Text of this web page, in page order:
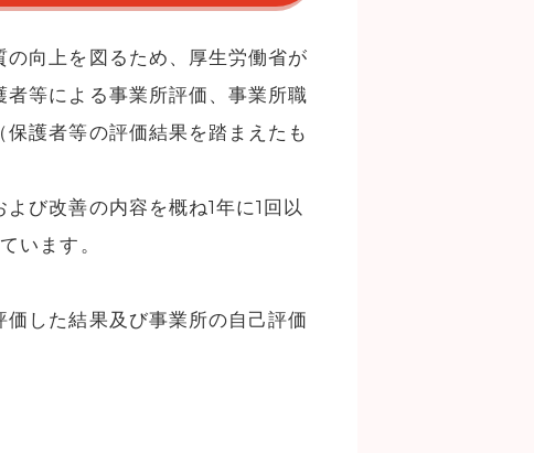
向上を図るため、厚生労働省が
等による事業所評価、事業所職
護者等の評価結果を踏まえたも
び改善の内容を概ね1年に1回以
います。
した結果及び事業所の自己評価